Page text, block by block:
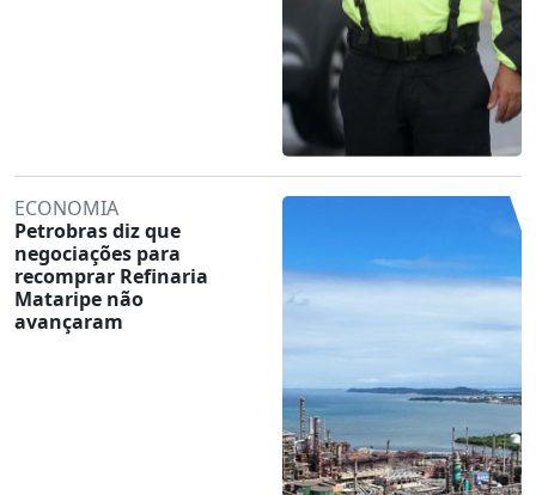
ECONOMIA
Petrobras diz que
negociações para
recomprar Refinaria
Mataripe não
avançaram